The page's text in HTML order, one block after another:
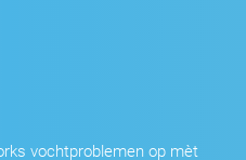
vochtproblemen op mèt